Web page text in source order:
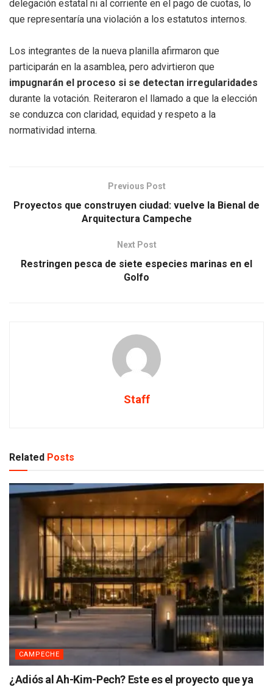
delegación estatal ni al corriente en el pago de cuotas, lo
que representaría una violación a los estatutos internos.
Los integrantes de la nueva planilla afirmaron que
participarán en la asamblea, pero advirtieron que
impugnarán el proceso si se detectan irregularidades
durante la votación. Reiteraron el llamado a que la elección
se conduzca con claridad, equidad y respeto a la
normatividad interna.
Previous Post
Proyectos que construyen ciudad: vuelve la Bienal de
Arquitectura Campeche
Next Post
Restringen pesca de siete especies marinas en el
Golfo
Staff
Related Posts
CAMPECHE
¿Adiós al Ah-Kim-Pech? Este es el proyecto que ya